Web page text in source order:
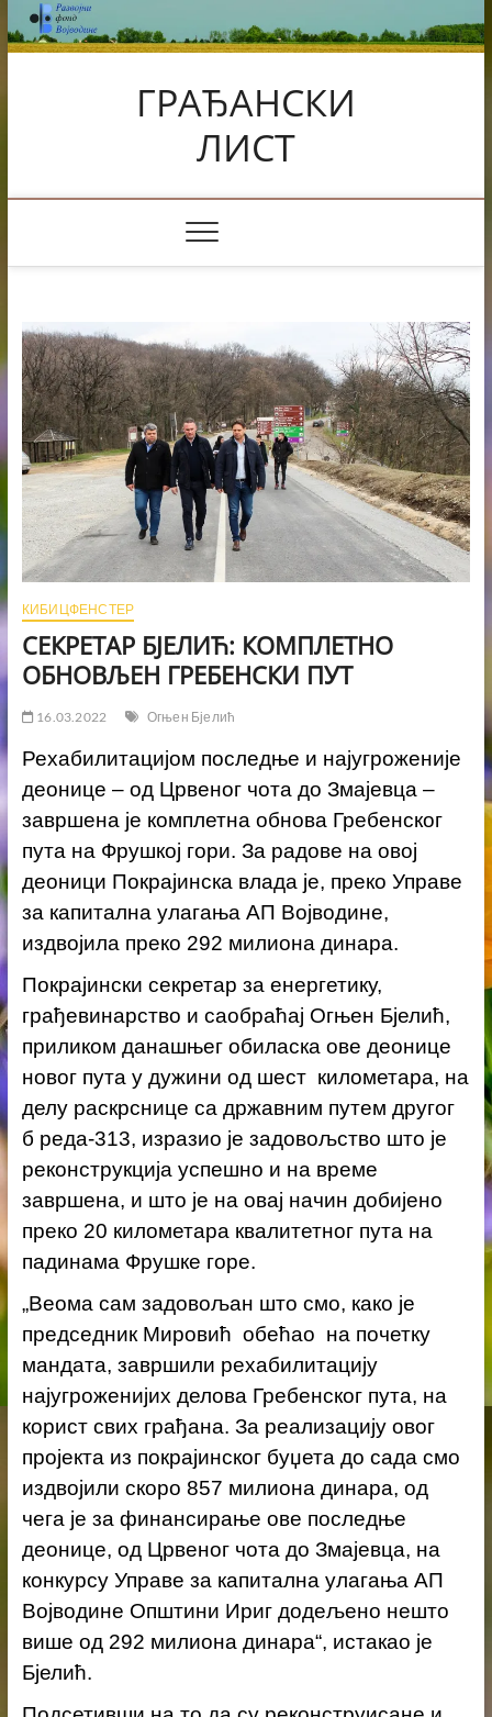
Skip
to
content
ГРАЂАНСКИ
ЛИСТ
КИБИЦФЕНСТЕР
СЕКРЕТАР БЈЕЛИЋ: КОМПЛЕТНО
ОБНОВЉЕН ГРЕБЕНСКИ ПУТ
16.03.2022 Огњен Бјелић
Рехабилитацијом последње и најугроженије
деонице – од Црвеног чота до Змајевца –
завршена је комплетна обнова Гребенског
пута на Фрушкој гори. За радове на овој
деоници Покрајинска влада је, преко Управе
за капитална улагања АП Војводине,
издвојила преко 292 милиона динара.
Покрајински секретар за енергетику,
грађевинарство и саобраћај Огњен Бјелић,
приликом данашњег обиласка ове деонице
новог пута у дужини од шест километара, на
делу раскрснице са државним путем другог
б реда-313, изразио је задовољство што је
реконструкција успешно и на време
завршена, и што је на овај начин добијено
преко 20 километара квалитетног пута на
падинама Фрушке горе.
„Веома сам задовољан што смо, како је
председник Мировић обећао на почетку
мандата, завршили рехабилитацију
најугроженијих делова Гребенског пута, на
корист свих грађана. За реализацију овог
пројекта из покрајинског буџета до сада смо
издвојили скоро 857 милиона динара, од
чега је за финансирање ове последње
деонице, од Црвеног чота до Змајевца, на
конкурсу Управе за капитална улагања АП
Војводине Општини Ириг додељено нешто
више од 292 милиона динара“, истакао је
Бјелић.